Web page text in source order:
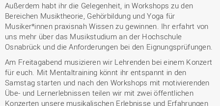
Außerdem habt ihr die Gelegenheit, in Workshops zu den
Bereichen Musiktheorie, Gehörbildung und Yoga für
Musiker*innen praxisnah Wissen zu gewinnen. Ihr erfahrt von
uns mehr über das Musikstudium an der Hochschule
Osnabrück und die Anforderungen bei den Eignungsprüfungen.
Am Freitagabend musizieren wir Lehrenden bei einem Konzert
für euch. Mit Mentaltraining könnt ihr entspannt in den
Samstag starten und nach den Workshops mit motivierenden
Übe- und Lernerlebnissen teilen wir mit zwei öffentlichen
Konzerten unsere musikalischen Erlebnisse und Erfahrungen